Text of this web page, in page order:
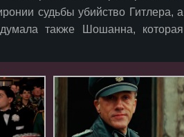
судьбы убийство Гитлера, а
также Шошанна, которая